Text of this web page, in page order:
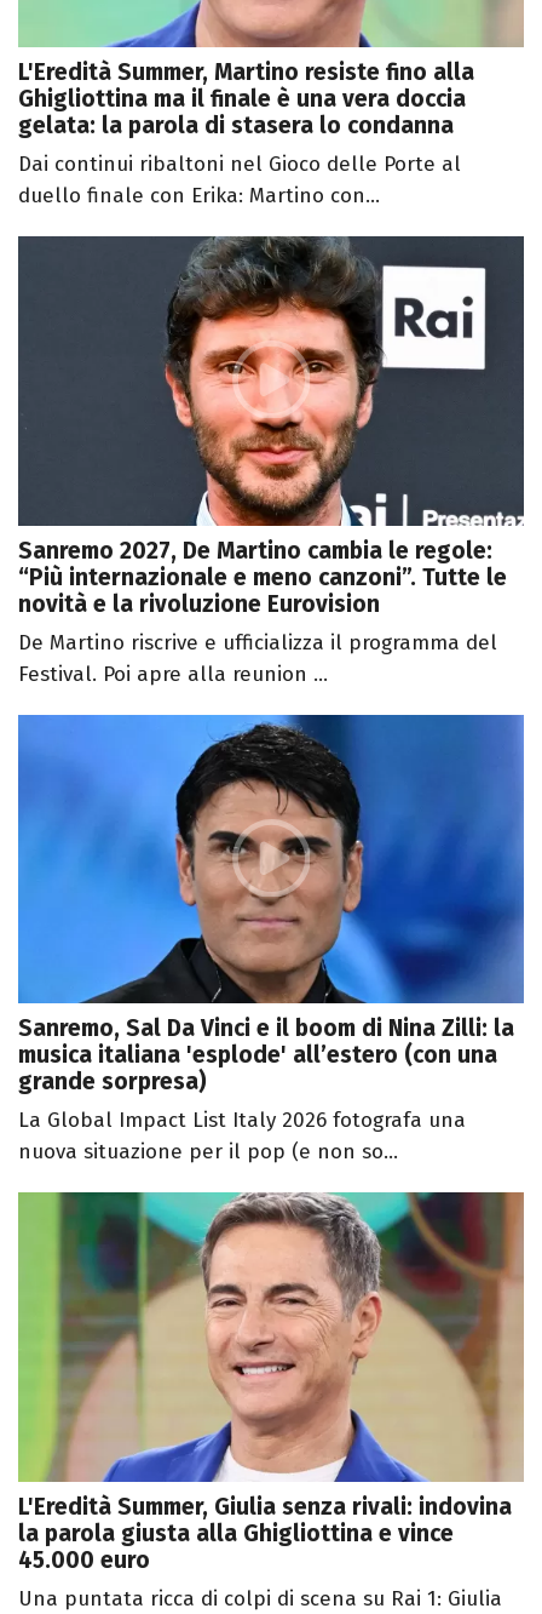
L'Eredità Summer, Martino resiste fino alla
Ghigliottina ma il finale è una vera doccia
gelata: la parola di stasera lo condanna
Dai continui ribaltoni nel Gioco delle Porte al
duello finale con Erika: Martino con...
Sanremo 2027, De Martino cambia le regole:
“Più internazionale e meno canzoni”. Tutte le
novità e la rivoluzione Eurovision
De Martino riscrive e ufficializza il programma del
Festival. Poi apre alla reunion ...
Sanremo, Sal Da Vinci e il boom di Nina Zilli: la
musica italiana 'esplode' all’estero (con una
grande sorpresa)
La Global Impact List Italy 2026 fotografa una
nuova situazione per il pop (e non so...
L'Eredità Summer, Giulia senza rivali: indovina
la parola giusta alla Ghigliottina e vince
45.000 euro
Una puntata ricca di colpi di scena su Rai 1: Giulia